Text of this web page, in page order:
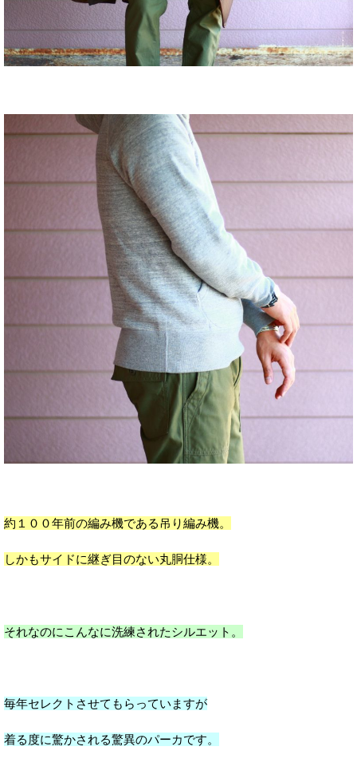
約１００年前の編み機である吊り編み機。
しかもサイドに継ぎ目のない丸胴仕様。
それなのにこんなに洗練されたシルエット。
毎年セレクトさせてもらっていますが
着る度に驚かされる驚異のパーカです。